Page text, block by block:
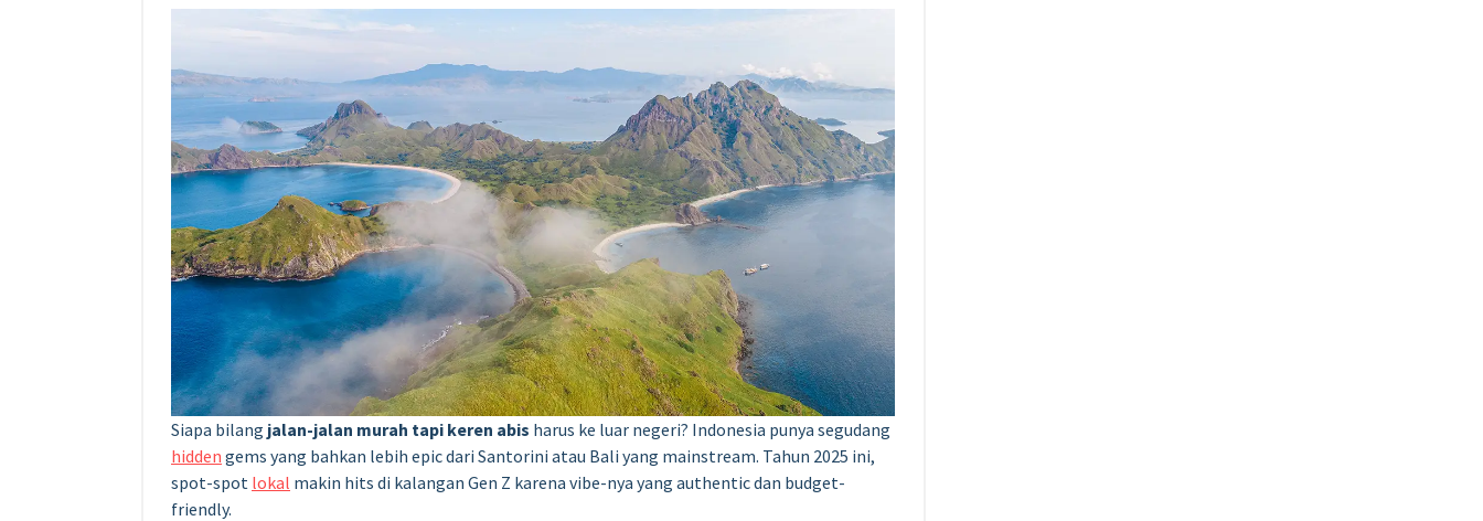
Siapa bilang jalan-jalan murah tapi keren abis harus ke luar negeri? Indonesia punya segudang
hidden gems yang bahkan lebih epic dari Santorini atau Bali yang mainstream. Tahun 2025 ini,
spot-spot lokal makin hits di kalangan Gen Z karena vibe-nya yang authentic dan budget-
friendly.